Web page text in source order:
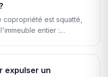
est squatté,
entier :…
expulser un